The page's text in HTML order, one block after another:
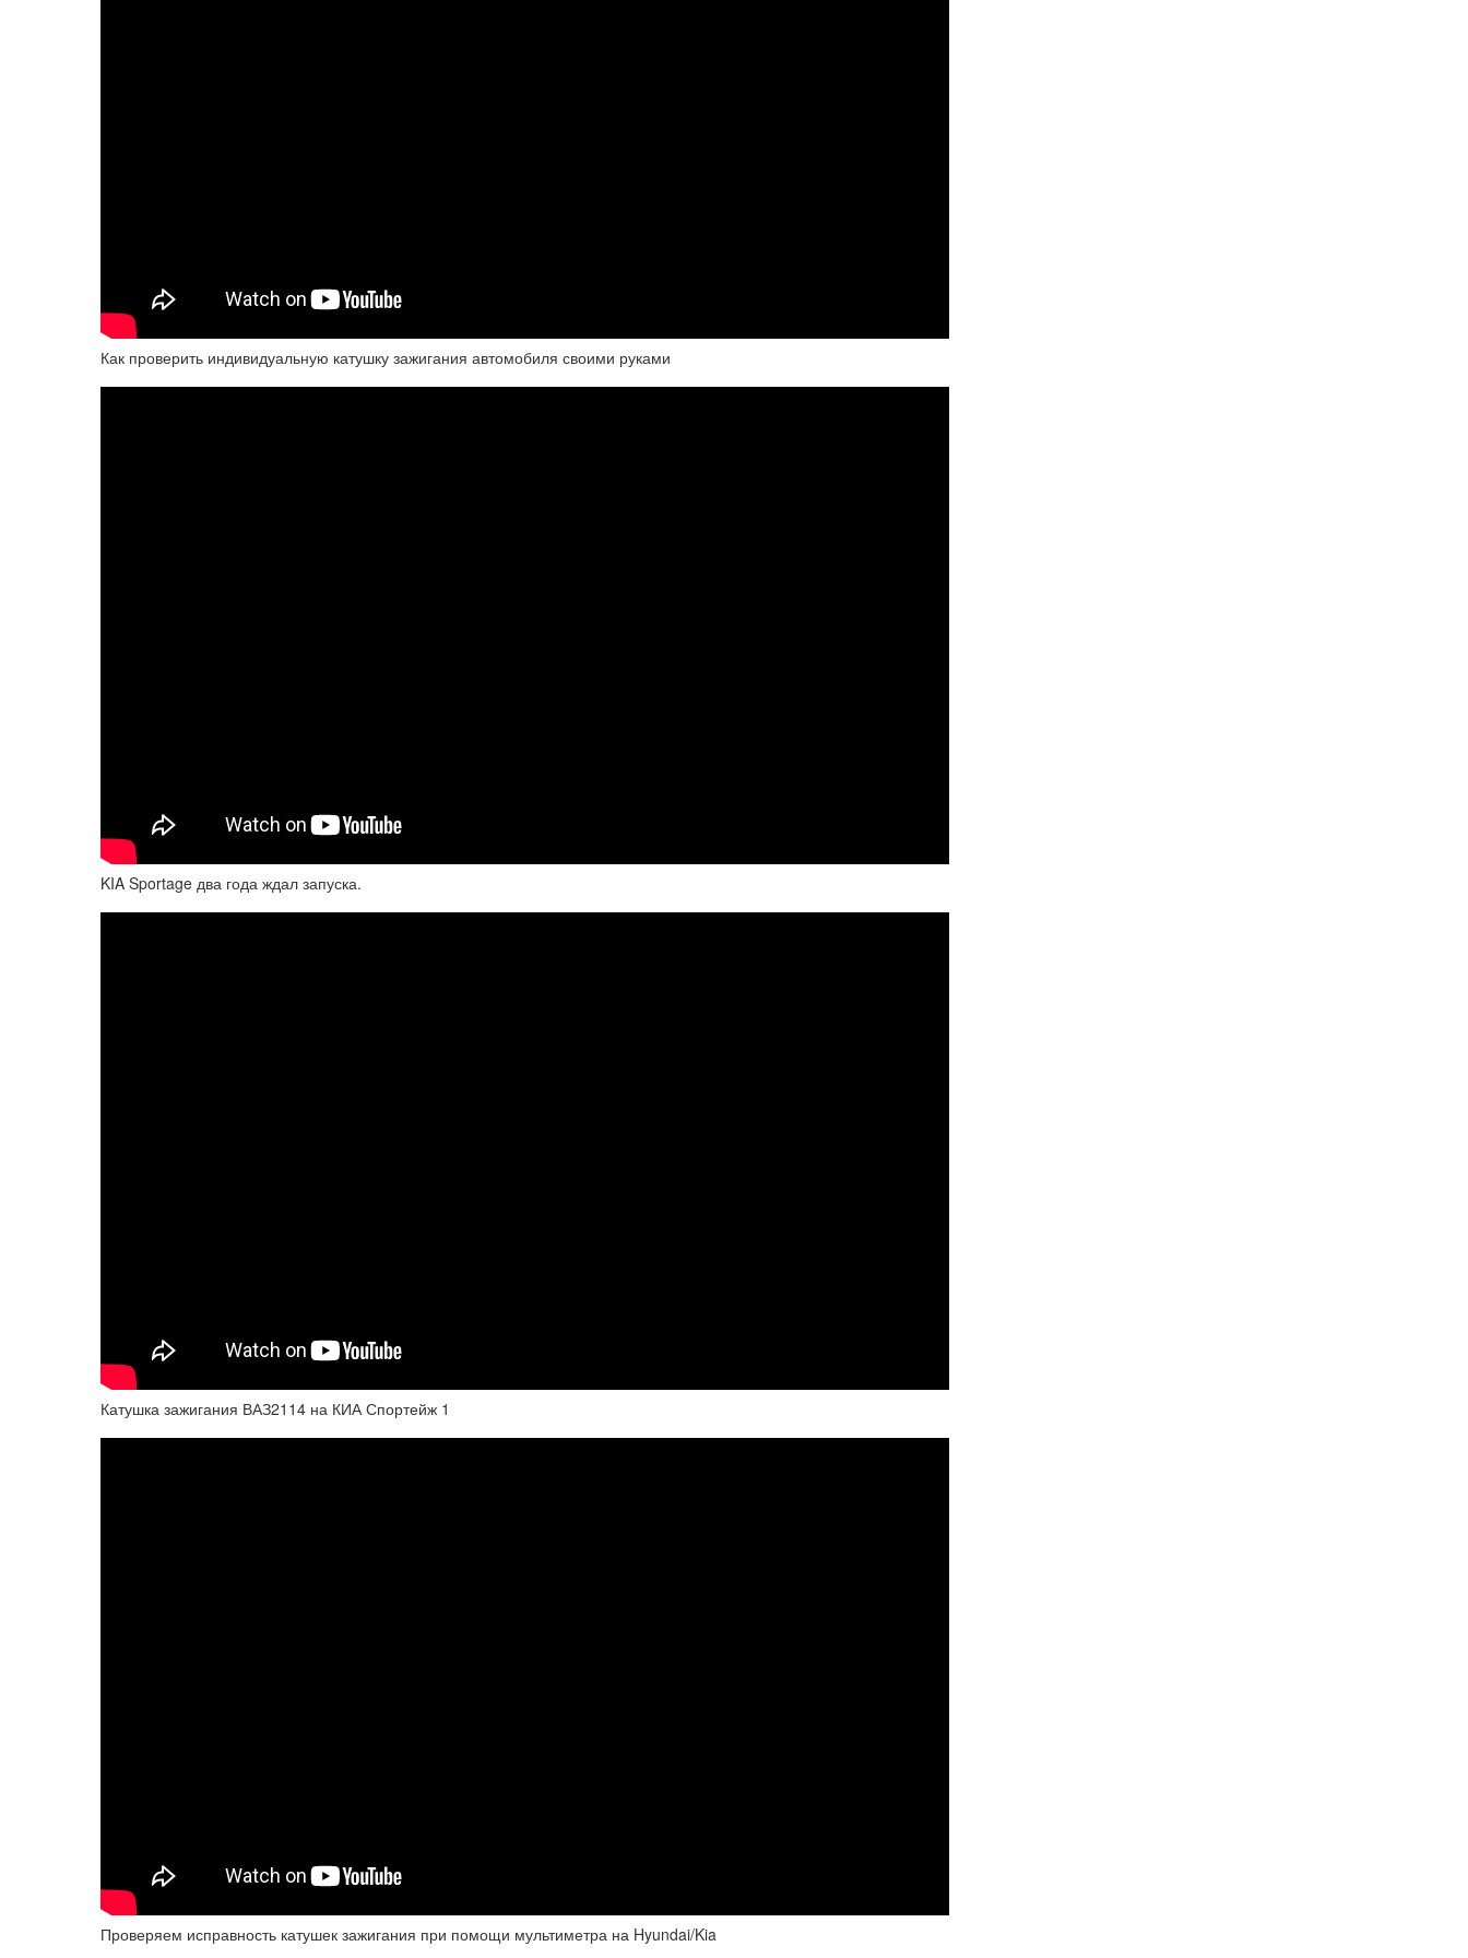
Как проверить индивидуальную катушку зажигания автомобиля своими руками
KIA Sportage два года ждал запуска.
Катушка зажигания ВАЗ2114 на КИА Спортейж 1
Проверяем исправность катушек зажигания при помощи мультиметра на Hyundai/Kia